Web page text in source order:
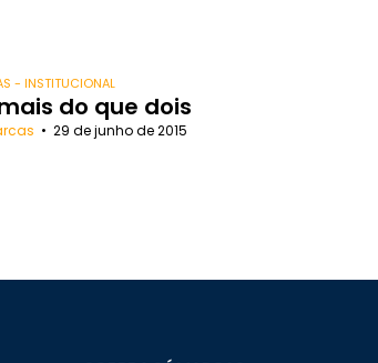
- INSTITUCIONAL
mais do que dois
• 29 de junho de 2015